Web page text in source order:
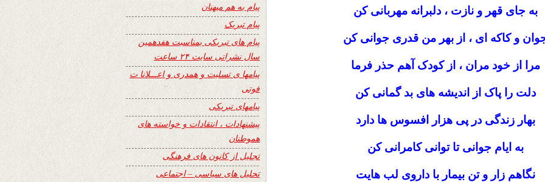
به جای قهر و نازت ، دلبرانه مهربانی کن
و کاکه ای ، از بهر من قدری جوانی کن
مرا از خود مران ، از کودک آهم حذر فرما
دلت را پاک از اندیشه های بد گمانی کن
بهار زندگی در پی هزار افسوس ها دارد
به ایام جوانی تا توانی کامرانی کن
نگاهم زار و تن بیمار با داروی لب هایت
پیام به هم میهنان
پیام تبریک
پیام های تبریکی بمناسبت هفدهمین
سال نشراتی سایت ۲۴ ساعت
پیامها ی تسلیت و همدری و اعـــلانا ت
فوتی
پیامهای تبریکی
پیشنهادات ، انتقادات و خواسته های
هموطنان
تجلیل از کانون های فرهنگی
تحلیل های سیاسی – اجتماعی